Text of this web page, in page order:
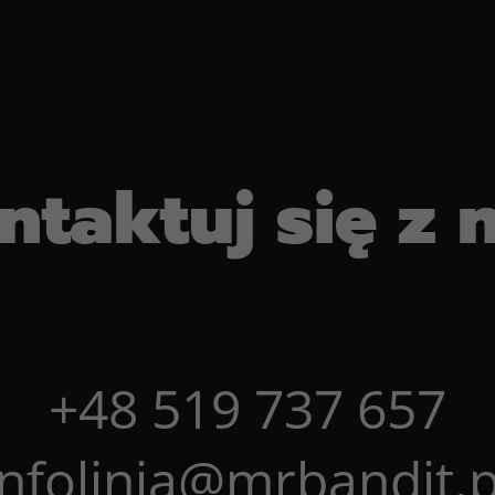
się z
+48 519 737 657